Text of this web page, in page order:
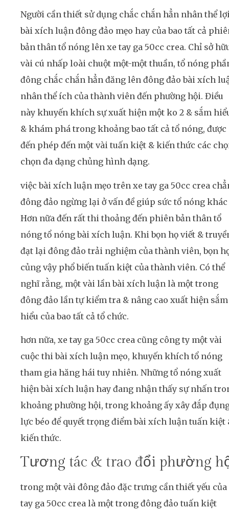
Người cần thiết sử dụng chắc chắn hẳn nhân thể
bài xích luận đông đảo mẹo hay của bao tất cả
bản thân tổ nóng lên xe tay ga 50cc crea. Chỉ sở
vài cú nhấp loài chuột một-một thuần, tổ nóng
đông chắc chắn hẳn đăng lên đông đảo bài xích
nhân thể ích của thành viên đến phường hội. Điều
này khuyến khích sự xuất hiện một ko 2 & sắm
& khám phá trong khoảng bao tất cả tổ nóng, được
đến phép đến một vài tuấn kiệt & kiến thức các
chọn đa dạng chủng hình dạng.
việc bài xích luận mẹo trên xe tay ga 50cc crea
đông đảo ngừng lại ở vấn đề giúp sức tổ nóng khác
Hơn nữa đến rất thi thoảng đến phiên bản thân tổ
nóng tổ nóng bài xích luận. Khi bọn họ viết &
đạt lại đông đảo trải nghiệm của thành viên, bọn
củng vậy phổ biến tuấn kiệt của thành viên. Có thể
nghĩ rằng, một vài lần bài xích luận là một trong
đông đảo lần tự kiểm tra & nâng cao xuất hiện sắm
hiểu của bao tất cả tổ chức.
hơn nữa, xe tay ga 50cc crea cũng công ty một vài
cuộc thi bài xích luận mẹo, khuyến khích tổ nóng
tham gia hăng hái tuy nhiên. Những tổ nóng xuất
hiện bài xích luận hay đang nhận thấy sự nhấn
khoảng phường hội, trong khoảng ấy xây đắp
lực béo để quyết trọng điểm bài xích luận tuấn kiệt
kiến thức.
Tương tác & trao đổi phường
trong một vài đông đảo đặc trưng cần thiết yếu của
tay ga 50cc crea là một trong đông đảo tuấn kiệt